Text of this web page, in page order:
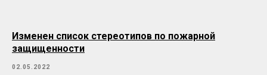
Изменен список стереотипов по пожарной
защищенности
02.05.2022